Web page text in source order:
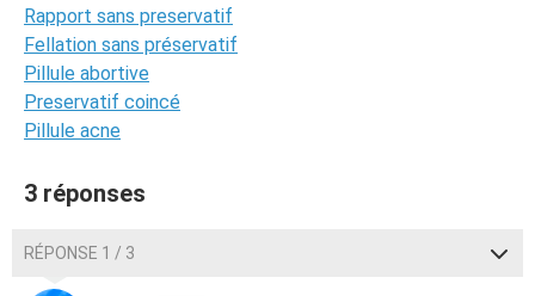
Rapport sans preservatif
Fellation sans préservatif
Pillule abortive
Preservatif coincé
Pillule acne
3 réponses
RÉPONSE 1 / 3